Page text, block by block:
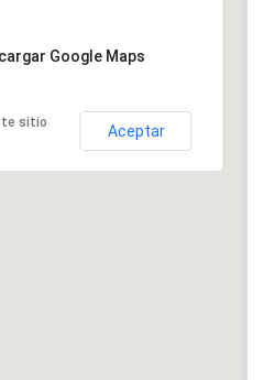
Google Maps
sitio
Aceptar